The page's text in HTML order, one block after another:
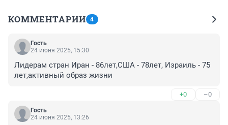
КОММЕНТАРИИ 4
Гость
24 июня 2025, 15:30
Лидерам стран Иран - 86лет,США - 78лет, Израиль - 75
лет,активный образ жизни
+0 –0
Гость
24 июня 2025, 13:26